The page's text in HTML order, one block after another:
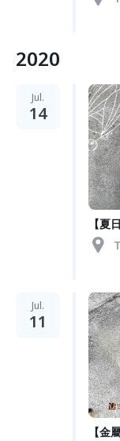
2020
Jul.
14
【夏
Jul.
11
【金